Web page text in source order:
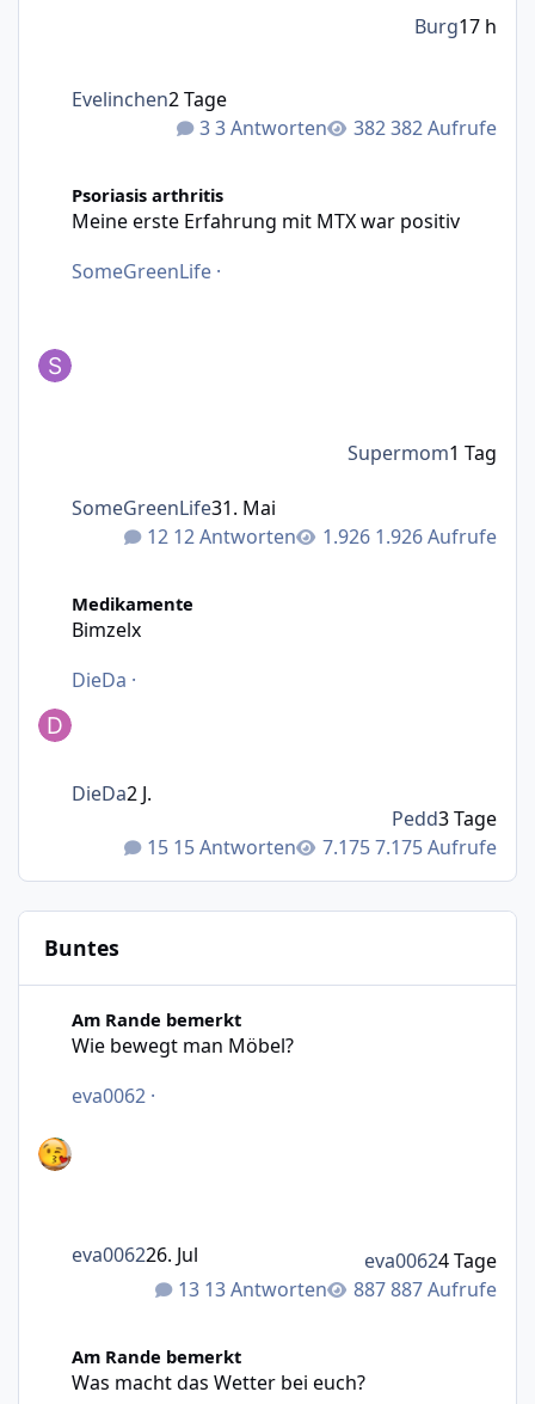
3 Antworten 382 Aufrufe
Evelinchen2 Tage
Burg17 h
Psoriasis arthritis
Meine erste Erfahrung mit MTX war positiv
SomeGreenLife ·
12 Antworten 1.926 Aufrufe
SomeGreenLife31. Mai
Supermom1 Tag
Medikamente
Bimzelx
DieDa ·
15 Antworten 7.175 Aufrufe
DieDa2 J.
Pedd3 Tage
Buntes
Am Rande bemerkt
Wie bewegt man Möbel?
eva0062 ·
13 Antworten 887 Aufrufe
eva006226. Jul eva00624 Tage
Am Rande bemerkt
Was macht das Wetter bei euch?